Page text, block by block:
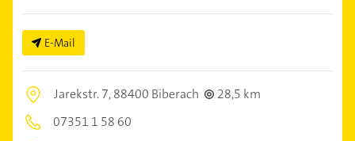
E-Mail
Jarekstr. 7,88400 Biberach
28,5 km
07351 1 58 60